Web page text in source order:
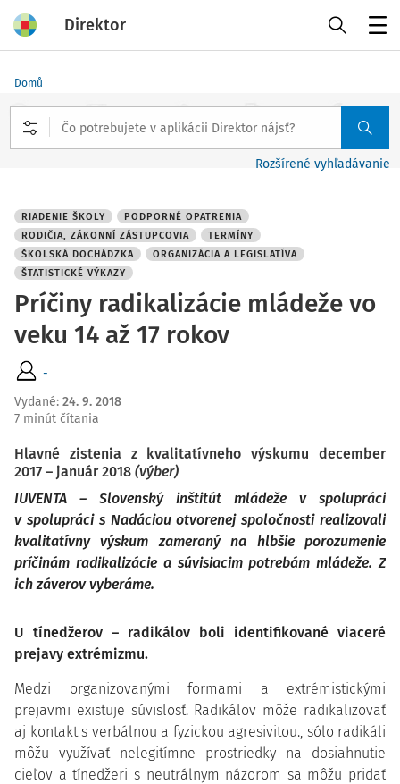
Direktor
Domů
Rozšírené vyhľadávanie
RIADENIE ŠKOLY
PODPORNÉ OPATRENIA
RODIČIA, ZÁKONNÍ ZÁSTUPCOVIA
TERMÍNY
ŠKOLSKÁ DOCHÁDZKA
ORGANIZÁCIA A LEGISLATÍVA
ŠTATISTICKÉ VÝKAZY
Príčiny radikalizácie mládeže vo
veku 14 až 17 rokov
-
Vydané: 24. 9. 2018
7 minút čítania
Hlavné zistenia z kvalitatívneho výskumu december
2017 – január 2018 (výber)
IUVENTA – Slovenský inštitút mládeže v spolupráci
v spolupráci s Nadáciou otvorenej spoločnosti realizovali
kvalitatívny výskum zameraný na hlbšie porozumenie
príčinám radikalizácie a súvisiacim potrebám mládeže. Z
ich záverov vyberáme.
U tínedžerov – radikálov boli identifikované viaceré
prejavy extrémizmu.
Medzi organizovanými formami a extrémistickými
prejavmi existuje súvislosť. Radikálov môže radikalizovať
aj kontakt s verbálnou a fyzickou agresivitou., sólo radikáli
môžu využívať nelegitímne prostriedky na dosiahnutie
cieľov a tínedžeri s neutrálnym názorom sa môžu pridať